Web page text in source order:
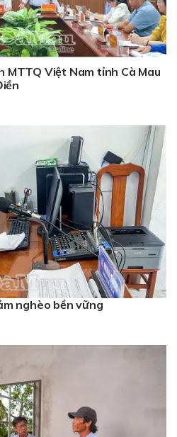
MTTQ Việt Nam tỉnh Cà Mau
nghèo bền vững